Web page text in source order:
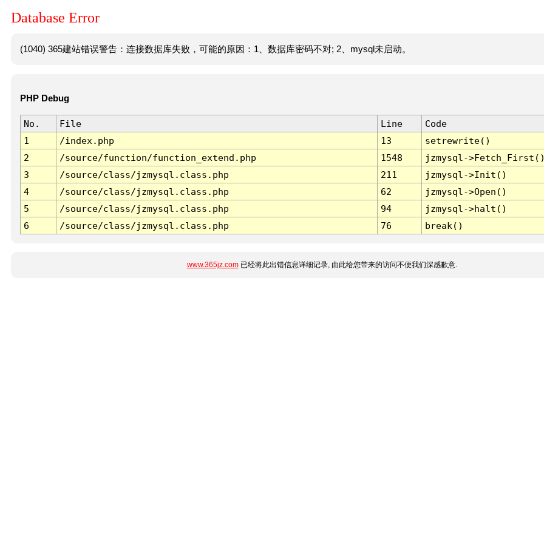
Database Error
(1040) 365建站错误警告：连接数据库失败，可能的原因：1、数据库密码不对; 2、mysql未启动。
PHP Debug
No. File Line
Code
1
/index.php 13
setrewrite()
2
/source/function/function_extend.php 1548
jzmysql-
3
/source/class/jzmysql.class.php 211
jzmysql->Init()
4
/source/class/jzmysql.class.php 62
jzmysql->Open()
5
/source/class/jzmysql.class.php 94
jzmysql->halt()
6
/source/class/jzmysql.class.php 76 break()
www.365jz.com已经将此出错信息详细记录, 由此给您带来的访问不便我们深感歉意.